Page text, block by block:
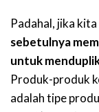
Padahal, jika
sebetulnya
untuk
Produk-produk
adalah tipe